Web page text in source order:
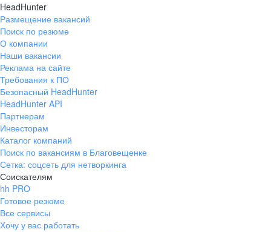
HeadHunter
Размещение вакансий
Поиск по резюме
О компании
Наши вакансии
Реклама на сайте
Требования к ПО
Безопасный HeadHunter
HeadHunter API
Партнерам
Инвесторам
Каталог компаний
Поиск по вакансиям в Благовещенке
Сетка: соцсеть для нетворкинга
Соискателям
hh PRO
Готовое резюме
Все сервисы
Хочу у вас работать